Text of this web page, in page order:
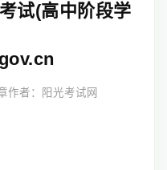
试(高中阶段学
作者：阳光考试网